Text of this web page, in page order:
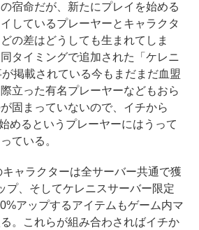
宿命だが、新たにプレイを始める
しているプレーヤーとキャラクタ
の差はどうしても生まれてしま
タイミングで追加された「ケレニ
掲載されている今もまだまだ血盟
立った有名プレーヤーなどもおら
固まっていないので、イチから
めるというプレーヤーにはうって
ている。
ャラクターは全サーバー共通で獲
プ、そしてケレニスサーバー限定
アップするアイテムもゲーム内マ
。これらが組み合わさればイチか